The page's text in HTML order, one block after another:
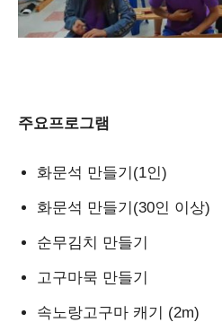
주요프로그램
화문석 만들기(1인)
화문석 만들기(30인 이상)
순무김치 만들기
고구마묵 만들기
속노랑고구마 캐기 (2m)